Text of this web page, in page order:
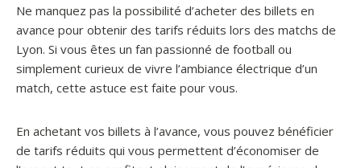
Ne manquez pas la possibilité d’acheter des billets en
avance pour obtenir des tarifs réduits lors des matchs de
Lyon. Si vous êtes un fan passionné de football ou
simplement curieux de vivre l’ambiance électrique d’un
match, cette astuce est faite pour vous.
En achetant vos billets à l’avance, vous pouvez bénéficier
de tarifs réduits qui vous permettent d’économiser de